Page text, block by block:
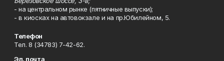
- на центральном рынке (пятничные выпуски);
- в киосках на автовокзале и на пр.Юбилейном, 5.
Телефон
Тел. 8 (34783) 7-42-62.
Эл. почта